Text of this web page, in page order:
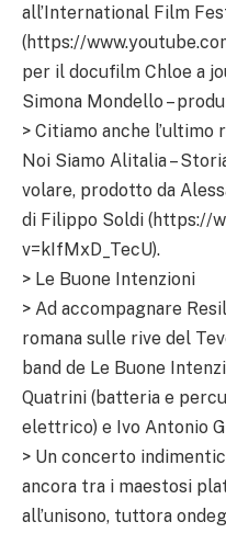
all’International Film
(https://
per il docufilm Chloe a
Simona Mondello –
> Citiamo anche
Noi Siamo Alitalia –
volare, prodotto da
di Filippo Soldi (https://
v=kIfMxD_TecU).
> Le Buone Intenzioni
> Ad accompagnare
romana sulle rive del
band de Le Buone
Quatrini (batteria e
elettrico) e Ivo Antonio
> Un concerto
ancora tra i maestosi
all’unisono, tuttora